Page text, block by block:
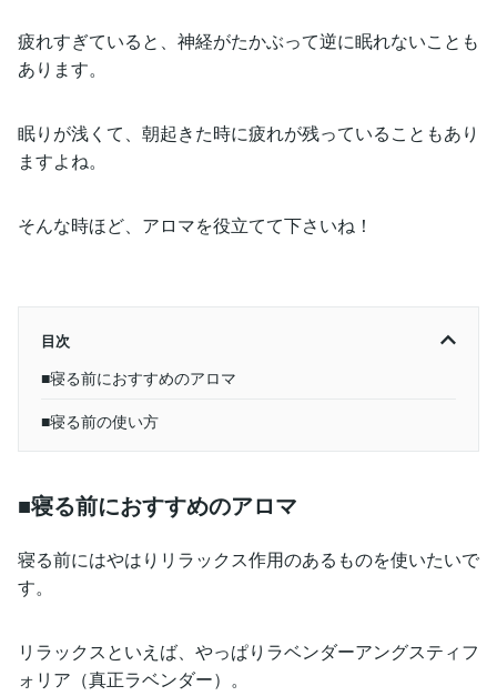
疲れすぎていると、神経がたかぶって逆に眠れないことも
あります。
眠りが浅くて、朝起きた時に疲れが残っていることもあり
ますよね。
そんな時ほど、アロマを役立てて下さいね！
目次
■寝る前におすすめのアロマ
■寝る前の使い方
■寝る前におすすめのアロマ
寝る前にはやはりリラックス作用のあるものを使いたいで
す。
リラックスといえば、やっぱりラベンダーアングスティフ
ォリア（真正ラベンダー）。